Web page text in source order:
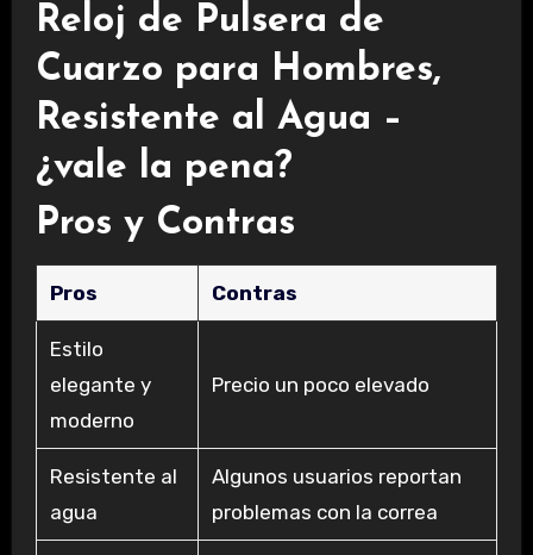
Reloj de Pulsera de
Cuarzo para Hombres,
Resistente al Agua –
¿vale la pena?
Pros y Contras
Pros Contras
Estilo
elegante y
moderno
Precio un poco elevado
Resistente al
agua
Algunos usuarios reportan
problemas con la correa